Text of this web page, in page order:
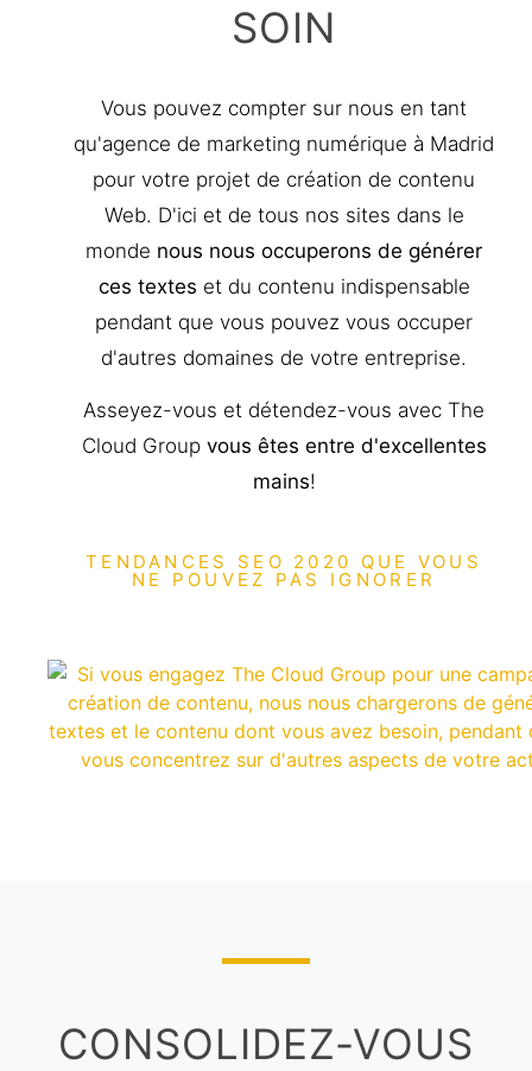
SOIN
Vous pouvez compter sur nous en tant
qu'agence de marketing numérique à Madrid
pour votre projet de création de contenu
Web. D'ici et de tous nos sites dans le
monde nous nous occuperons de générer
ces textes et du contenu indispensable
pendant que vous pouvez vous occuper
d'autres domaines de votre entreprise.
Asseyez-vous et détendez-vous avec The
Cloud Group vous êtes entre d'excellentes
mains!
TENDANCES SEO 2020 QUE VOUS
NE POUVEZ PAS IGNORER
CONSOLIDEZ-VOUS